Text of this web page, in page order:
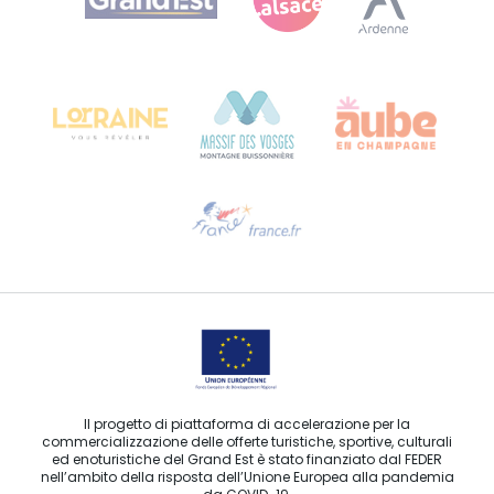
Bureau de Colmar (sede operativa)
Contattaci per e-mail
Il progetto di piattaforma di accelerazione per la
commercializzazione delle offerte turistiche, sportive, culturali
ed enoturistiche del Grand Est è stato finanziato dal FEDER
nell’ambito della risposta dell’Unione Europea alla pandemia